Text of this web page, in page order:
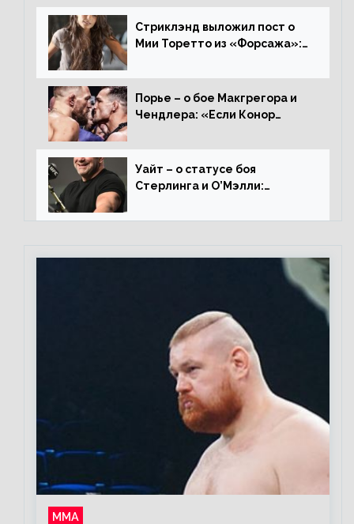
Стриклэнд выложил пост о
Мии Торетто из «Форсажа»:
смотреть этот отсталый
фильм»
Порье – о бое Макгрегора и
Чендлера: «Если Конор
нокаутирует Майкла»
Уайт – о статусе боя
Стерлинга и О’Мэлли:
травму? Он готовится,
ММА